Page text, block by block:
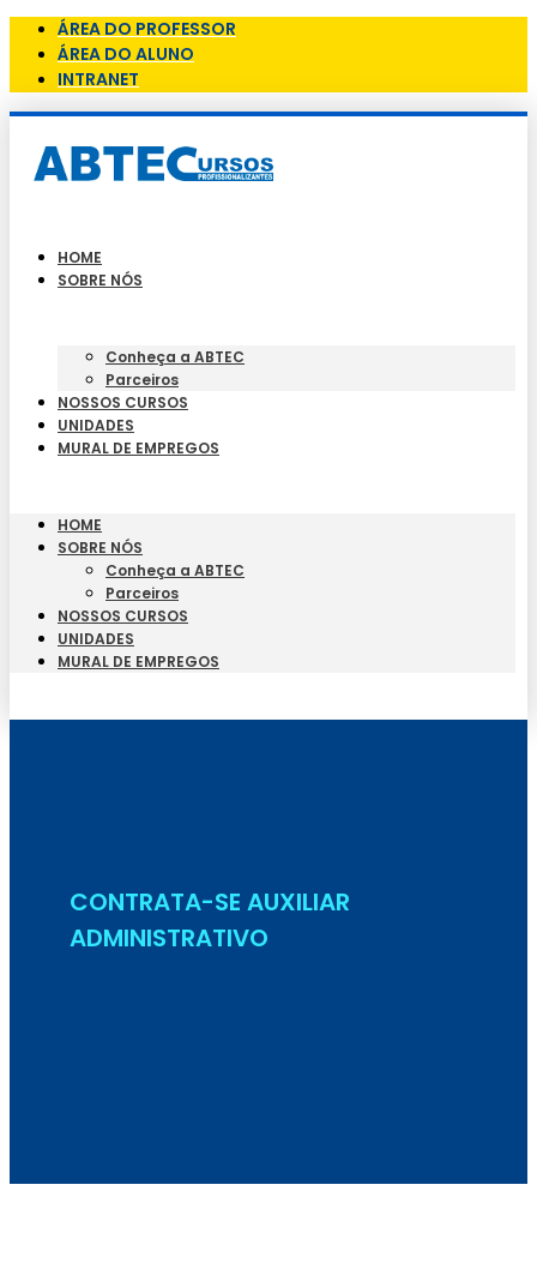
ÁREA DO PROFESSOR
ÁREA DO ALUNO
INTRANET
HOME
SOBRE NÓS
Conheça a ABTEC
Parceiros
NOSSOS CURSOS
UNIDADES
MURAL DE EMPREGOS
HOME
SOBRE NÓS
Conheça a ABTEC
Parceiros
NOSSOS CURSOS
UNIDADES
MURAL DE EMPREGOS
CONTRATA-SE AUXILIAR
ADMINISTRATIVO